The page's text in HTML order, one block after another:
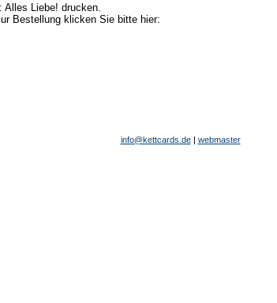
Liebe! drucken.
Bestellung klicken Sie bitte hier:
info@kettcards.de| webmaster